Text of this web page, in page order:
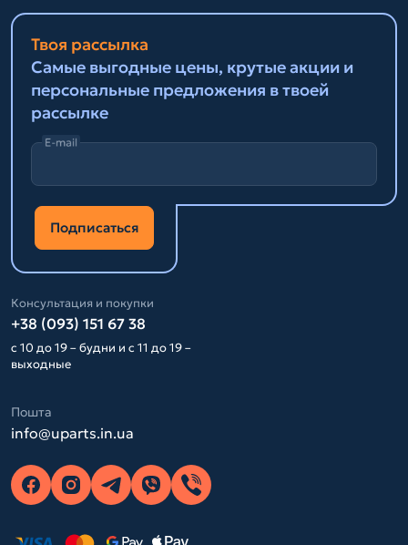
Твоя рассылка
Самые выгодные цены, крутые акции и
персональные предложения в твоей
рассылке
E-mail
Подписаться
Консультация и покупки
+38 (093) 151 67 38
с 10 до 19 – будни и с 11 до 19 –
выходные
Пошта
info@uparts.in.ua